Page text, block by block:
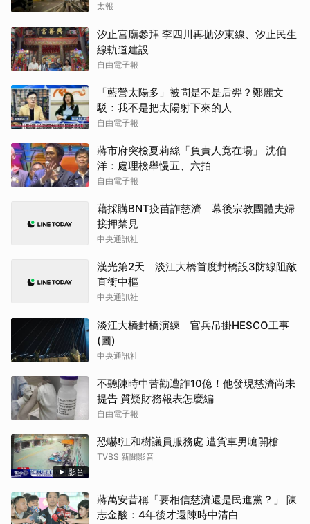
太報
汐止宮廟參拜 李四川再拋汐東線、汐止民生
線軌道建設
自由電子報
「藍營太陽多」被問是不是后羿？鄭麗文
駁：我不是把太陽射下來的人
自由電子報
蔣市府突檢夏莉絲「負責人竟在場」 沈伯
洋：處理檢舉慢五、六拍
自由電子報
藉採購BNT疫苗詐慈濟 幕後宗教團體夫婦
接押禁見
中央通訊社
漢光第2天 淡江大橋首度封橋設3防線阻敵
直衝中樞
中央通訊社
淡江大橋封橋演練 官兵吊掛HESCO工事
(圖)
中央通訊社
不聽陳時中苦勸遭詐10億！他發現慈濟尚未
提告 質疑財務報表怎麼編
自由電子報
影音
恐嚇!江和樹議員服務處 遭貨車男嗆開槍
TVBS 新聞影音
蔣萬安昔稱「要相信慈濟還是民進黨？」 陳
志金酸：4年後才還陳時中清白